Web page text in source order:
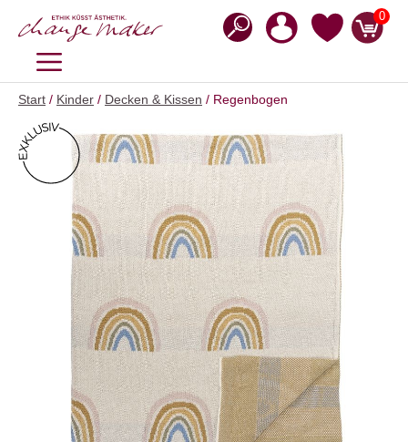
Inhalt
0
MENÜ
Start / Kinder / Decken & Kissen / Regenbogen